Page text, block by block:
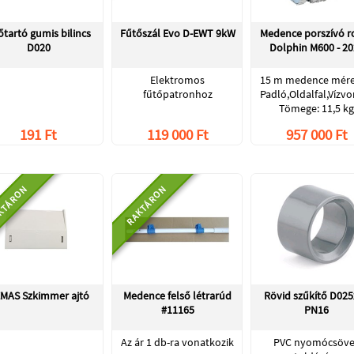
gumis bilincs
D020
191 Ft
Fűtőszál Evo D-EWT 9kW
Elektromos
fűtőpatronhoz
119 000 Ft
Medence porszívó
Dolphin M600 -
15 m medence
Tömege: 11,5 kg
957 000 Ft
Szkimmer ajtó
RAKTÁRON
Medence felső létrarúd
#11165
Az ár 1 db-ra vonatkozik
Rövid szűkítő
PN16
PVC